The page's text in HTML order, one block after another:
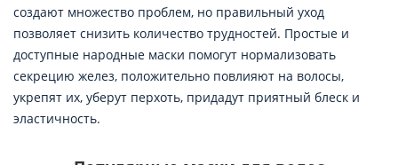
создают множество проблем, но правильный уход
позволяет снизить количество трудностей. Простые и
доступные народные маски помогут нормализовать
секрецию желез, положительно повлияют на волосы,
укрепят их, уберут перхоть, придадут приятный блеск и
эластичность.